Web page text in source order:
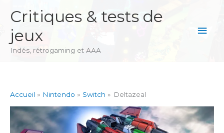
contenu
Critiques & tests de
jeux
Indés, rétrogaming et AAA
Accueil Nintendo Switch Deltazeal